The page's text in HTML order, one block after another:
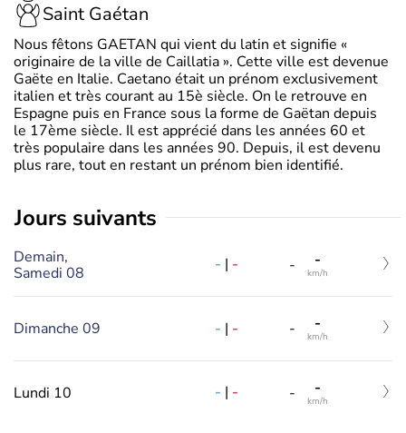
Saint Gaétan
Nous fêtons GAETAN qui vient du latin et signifie «
originaire de la ville de Caillatia ». Cette ville est devenue
Gaëte en Italie. Caetano était un prénom exclusivement
italien et très courant au 15è siècle. On le retrouve en
Espagne puis en France sous la forme de Gaëtan depuis
le 17ème siècle. Il est apprécié dans les années 60 et
très populaire dans les années 90. Depuis, il est devenu
plus rare, tout en restant un prénom bien identifié.
jours suivants
Demain,
Samedi 08
- | - - -
km/h
Dimanche 09 - | - - -
km/h
Lundi 10 - | - - -
km/h